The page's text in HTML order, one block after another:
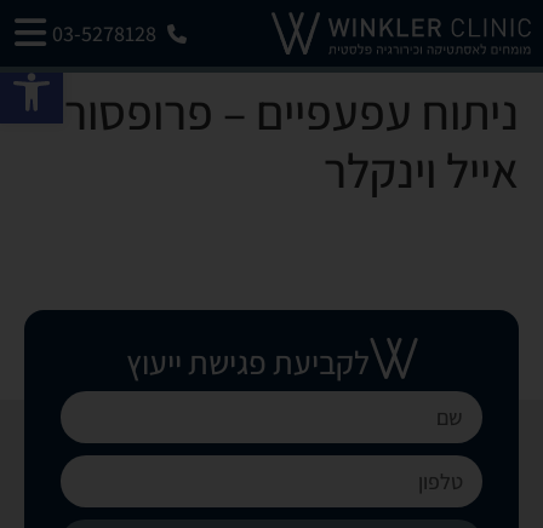
03-5278128
ניתוח עפעפיים – פרופסור
אייל וינקלר
לקביעת פגישת ייעוץ